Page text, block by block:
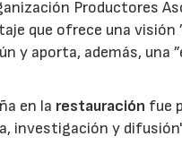
Productores
que ofrece una
y aporta, además, una
en la restauración fue
investigación y